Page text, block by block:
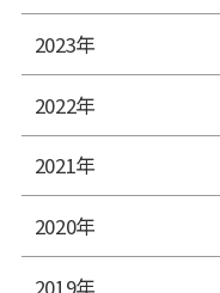
2023年
2022年
2021年
2020年
2019年